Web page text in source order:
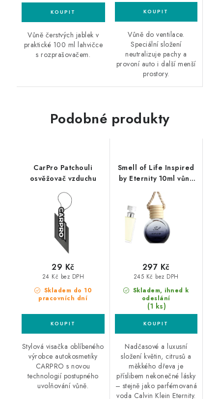
Vůně čerstvých jablek v
praktické 100 ml lahvičce
s rozprašovačem.
Vůně do ventilace.
Speciální složení
neutralizuje pachy a
provoní auto i další menší
prostory.
Podobné produkty
CarPro Patchouli
osvěžovač vzduchu
Skladem do 10
pracovních dní
24 Kč bez DPH
29 Kč
Stylová visačka oblíbeného
výrobce autokosmetiky
CARPRO s novou
technologií postupného
uvolňování vůně.
Smell of Life Inspired
by Eternity 10ml vůně
do auta
Skladem, ihned k
odeslání
(1 ks)
245 Kč bez DPH
297 Kč
Nadčasové a luxusní
složení květin, citrusů a
měkkého dřeva je
příslibem nekonečné lásky
– stejně jako parfémovaná
voda Calvin Klein Eternity.